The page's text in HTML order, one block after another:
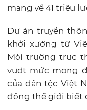
mang về 41 triệu
Dự án truyền
khởi xướng từ
Môi trường trực
vượt mức mong
của dân tộc Việt
đồng thế giới biết